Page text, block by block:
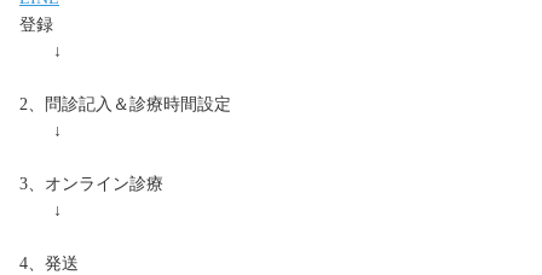
登録
↓
2、問診記入＆診療時間設定
↓
3、オンライン診療
↓
4、発送